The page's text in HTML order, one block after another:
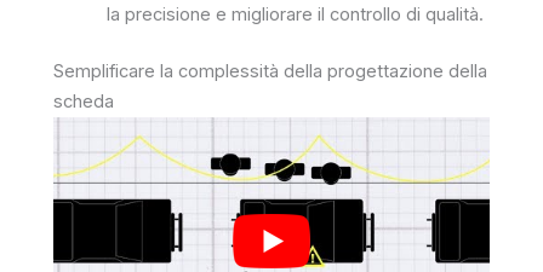
la precisione e migliorare il controllo di qualità.
Semplificare la complessità della progettazione della
scheda